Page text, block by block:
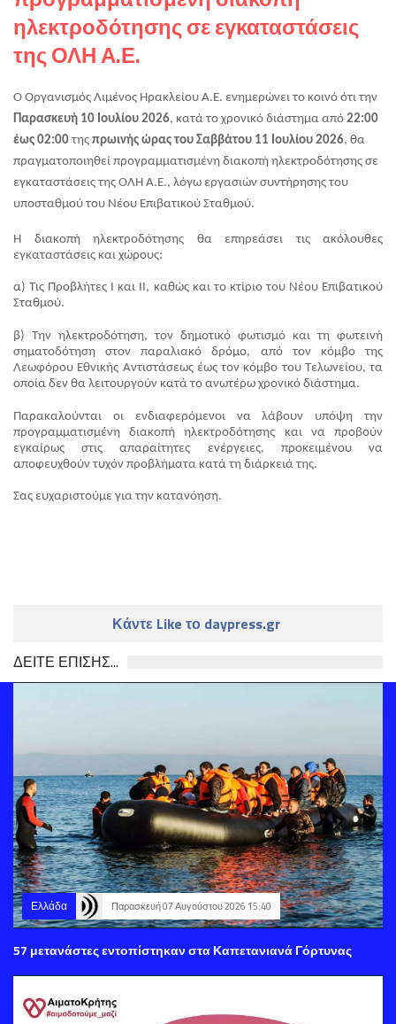
ηλεκτροδότησης σε εγκαταστάσεις
της ΟΛΗ Α.Ε.
Παρασκευή 10 Ιουλίου 2026, κατά το χρονικό διάστημα από 22:00
έως 02:00 της πρωινής ώρας του Σαββάτου 11 Ιουλίου 2026, θα
πραγματοποιηθεί προγραμματισμένη διακοπή ηλεκτροδότησης σε
εγκαταστάσεις της ΟΛΗ Α.Ε., λόγω εργασιών συντήρησης του
υποσταθμού του Νέου Επιβατικού Σταθμού.
Η διακοπή ηλεκτροδότησης θα επηρεάσει τις ακόλουθες
εγκαταστάσεις και χώρους:
α) Τις Προβλήτες Ι και ΙΙ, καθώς και το κτίριο του Νέου Επιβατικού
Σταθμού.
β) Την ηλεκτροδότηση, τον δημοτικό φωτισμό και τη φωτεινή
σηματοδότηση στον παραλιακό δρόμο, από τον κόμβο της
Λεωφόρου Εθνικής Αντιστάσεως έως τον κόμβο του Τελωνείου, τα
οποία δεν θα λειτουργούν κατά το ανωτέρω χρονικό διάστημα.
Παρακαλούνται οι ενδιαφερόμενοι να λάβουν υπόψη την
προγραμματισμένη διακοπή ηλεκτροδότησης και να προβούν
εγκαίρως στις απαραίτητες ενέργειες, προκειμένου να
αποφευχθούν τυχόν προβλήματα κατά τη διάρκειά της.
Σας ευχαριστούμε για την κατανόηση.
Κάντε Like το daypress.gr
ΔΕΙΤΕ ΕΠΙΣΗΣ...
Ελλάδα Παρασκευή 07 Αυγούστου 2026 15:40
57 μετανάστες εντοπίστηκαν στα Καπετανιανά Γόρτυνας